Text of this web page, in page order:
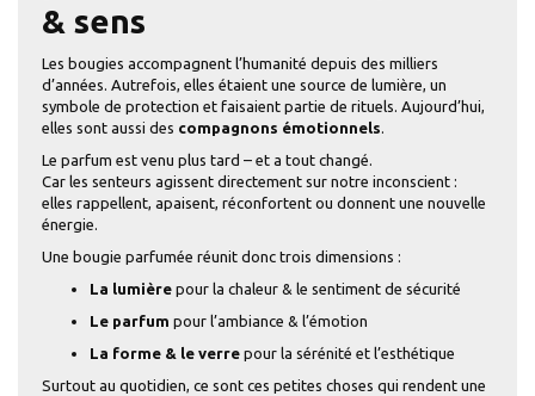
& sens
Les bougies accompagnent l’humanité depuis des milliers
d’années. Autrefois, elles étaient une source de lumière, un
symbole de protection et faisaient partie de rituels. Aujourd’hui,
elles sont aussi des compagnons émotionnels.
Le parfum est venu plus tard – et a tout changé.
Car les senteurs agissent directement sur notre inconscient :
elles rappellent, apaisent, réconfortent ou donnent une nouvelle
énergie.
Une bougie parfumée réunit donc trois dimensions :
La lumière pour la chaleur & le sentiment de sécurité
Le parfum pour l’ambiance & l’émotion
La forme & le verre pour la sérénité et l’esthétique
Surtout au quotidien, ce sont ces petites choses qui rendent une